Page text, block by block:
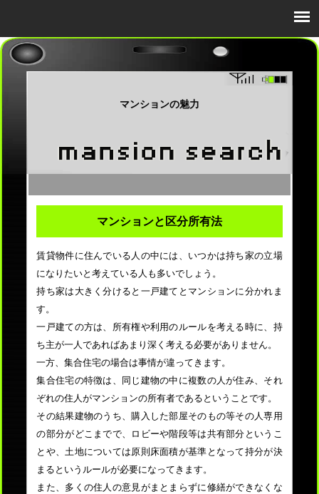
マンションの魅力
マンションと区分所有法
賃貸物件に住んでいる人の中には、いつかは持ち家の立場
になりたいと考えている人も多いでしょう。
持ち家は大きく分けると一戸建てとマンションに分かれま
す。
一戸建ての方は、所有権や利用のルールを考える時に、持
ち主が一人であればあまり深く考える必要がありません。
一方、集合住宅の場合は事情が違ってきます。
集合住宅の特徴は、同じ建物の中に複数の人が住み、それ
ぞれの住人がマンションの所有者であるということです。
その結果建物のうち、購入した部屋そのもの等その人専用
の部分がどこまでで、ロビーや階段等は共有部分というこ
とや、土地については原則床面積が基準となって持分が決
まるというルールが必要になってきます。
また、多くの住人の意見がまとまらずに修繕ができなくな